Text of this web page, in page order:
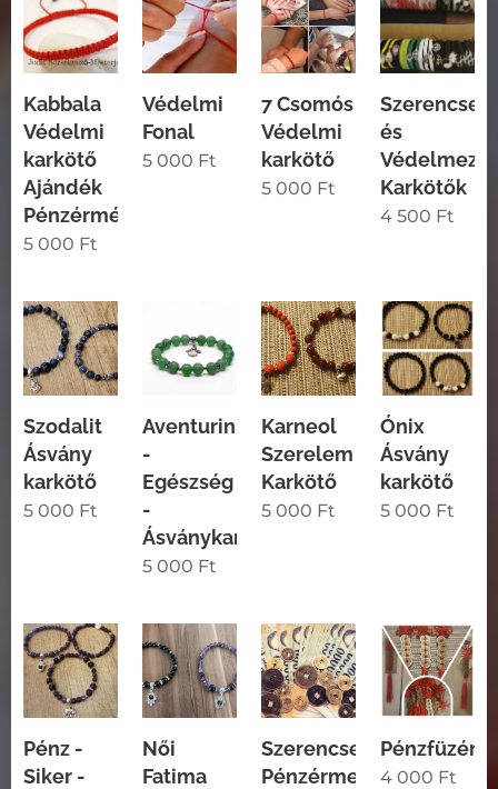
Kabbala
Védelmi
karkötő
Ajándék
Pénzérmével
5 000 Ft
Védelmi
Fonal
5 000 Ft
7 Csomós
Védelmi
karkötő
5 000 Ft
Szerencse
és
Védelmező
Karkötők
4 500 Ft
Szodalit
Ásvány
karkötő
5 000 Ft
Aventurin
-
Egészség
-
Ásványkarkötő
5 000 Ft
Karneol
Szerelem
Karkötő
5 000 Ft
Ónix
Ásvány
karkötő
5 000 Ft
Pénz -
Siker -
Női
Fatima
Szerencse
Pénzérme
Pénzfüzér
4 000 Ft